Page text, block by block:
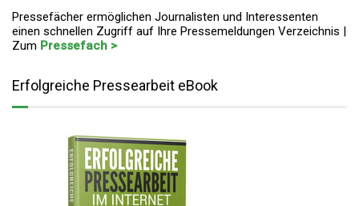
Pressefächer ermöglichen Journalisten und Interessenten
einen schnellen Zugriff auf Ihre Pressemeldungen Verzeichnis |
Zum Pressefach >
Erfolgreiche Pressearbeit eBook